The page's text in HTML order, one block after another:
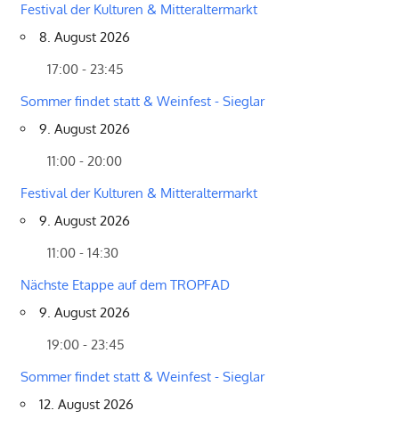
Festival der Kulturen & Mitteraltermarkt
8. August 2026
17:00 - 23:45
Sommer findet statt & Weinfest - Sieglar
9. August 2026
11:00 - 20:00
Festival der Kulturen & Mitteraltermarkt
9. August 2026
11:00 - 14:30
Nächste Etappe auf dem TROPFAD
9. August 2026
19:00 - 23:45
Sommer findet statt & Weinfest - Sieglar
12. August 2026